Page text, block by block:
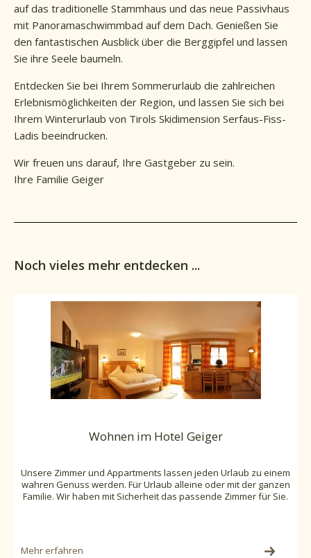
auf das traditionelle Stammhaus und das neue Passivhaus
mit Panoramaschwimmbad auf dem Dach. Genießen Sie
den fantastischen Ausblick über die Berggipfel und lassen
Sie ihre Seele baumeln.
Entdecken Sie bei Ihrem Sommerurlaub die zahlreichen
Erlebnismöglichkeiten der Region, und lassen Sie sich bei
Ihrem Winterurlaub von Tirols Skidimension Serfaus-Fiss-
Ladis beeindrucken.
Wir freuen uns darauf, Ihre Gastgeber zu sein.
Ihre Familie Geiger
Noch vieles mehr entdecken ...
Wohnen im Hotel Geiger
Unsere Zimmer und Appartments lassen jeden Urlaub zu einem
wahren Genuss werden. Für Urlaub alleine oder mit der ganzen
Familie. Wir haben mit Sicherheit das passende Zimmer für Sie.
Mehr erfahren